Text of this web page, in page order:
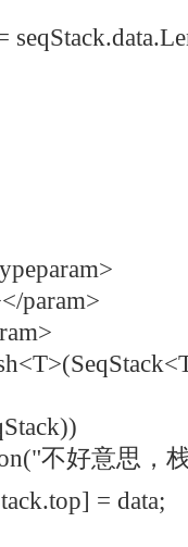
param>
好意思，栈
= data;